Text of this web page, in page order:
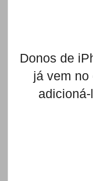
Donos de
já vem no